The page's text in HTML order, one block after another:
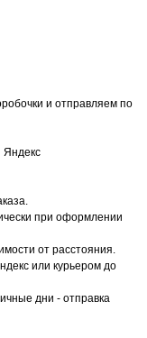
и отправляем по
Яндекс
при оформлении
от расстояния.
или курьером до
дни - отправка